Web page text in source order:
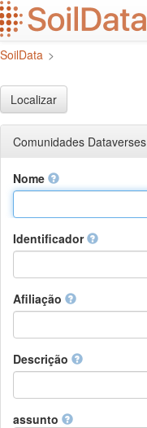
Ir
para
o
conteúdo
SoilData >
Localizar
Comunidades Dataverses
Nome
Identificador
Afiliação
Descrição
assunto